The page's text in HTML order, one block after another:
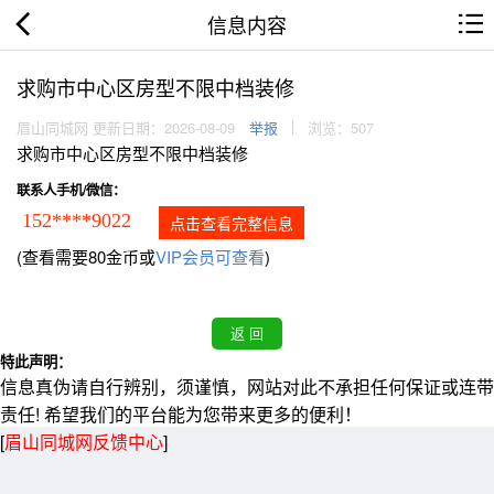
信息内容
求购市中心区房型不限中档装修
眉山同城网 更新日期：2026-08-09 举报 浏览：507
求购市中心区房型不限中档装修
联系人手机/微信：
152****9022 点击查看完整信息
(查看需要80金币或VIP会员可查看)
特此声明：
信息真伪请自行辨别，须谨慎，网站对此不承担任何保证或连带
责任! 希望我们的平台能为您带来更多的便利！
[眉山同城网反馈中心]